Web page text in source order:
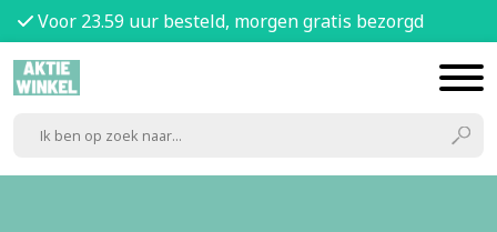
Voor 23.59 uur besteld, morgen gratis bezorgd